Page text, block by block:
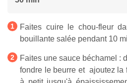
Faites cuire le chou-fleur
bouillante salée pendant 10
Faites une sauce béchamel :
fondre le beurre et ajoutez la